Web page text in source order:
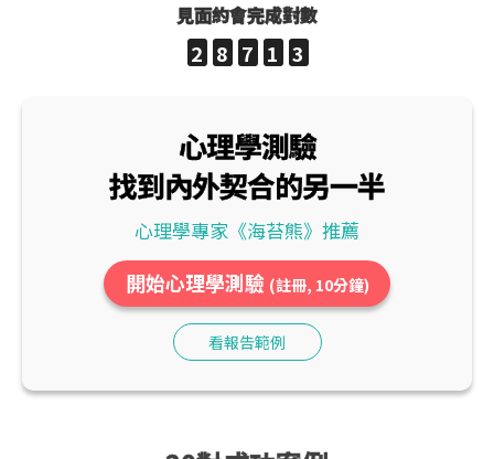
見面約會完成對數
2 8 7 1 3
心理學測驗
找到內外契合的另一半
心理學專家《海苔熊》推薦
開始心理學測驗 (註冊, 10分鐘)
看報告範例